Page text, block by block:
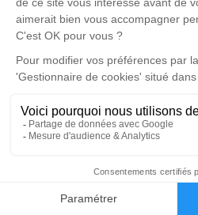
Faire-part
Un service de plantation
disponible ici.
Crémation
Crématorium de
de Provence d'Aix-en-